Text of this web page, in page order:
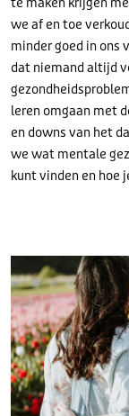
we af en toe
minder goed in ons
dat niemand altijd
leren omgaan met
en downs van het
we wat mentale
kunt vinden en hoe